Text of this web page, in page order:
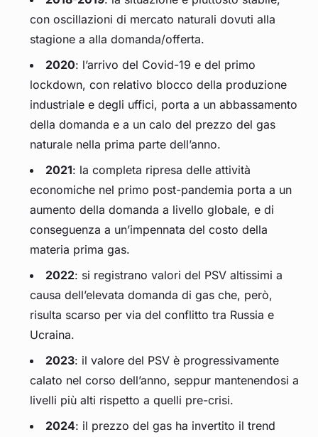
con oscillazioni di mercato naturali dovuti alla
stagione a alla domanda/offerta.
2020: l’arrivo del Covid-19 e del primo
lockdown, con relativo blocco della produzione
industriale e degli uffici, porta a un abbassamento
della domanda e a un calo del prezzo del gas
naturale nella prima parte dell’anno.
2021: la completa ripresa delle attività
economiche nel primo post-pandemia porta a un
aumento della domanda a livello globale, e di
conseguenza a un’impennata del costo della
materia prima gas.
2022: si registrano valori del PSV altissimi a
causa dell’elevata domanda di gas che, però,
risulta scarso per via del conflitto tra Russia e
Ucraina.
2023: il valore del PSV è progressivamente
calato nel corso dell’anno, seppur mantenendosi a
livelli più alti rispetto a quelli pre-crisi.
2024: il prezzo del gas ha invertito il trend